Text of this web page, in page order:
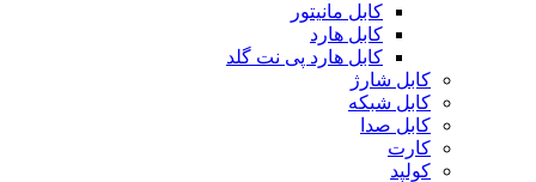
کابل مانیتور
کابل هارد
کابل هارد پی نت گلد
کابل شارژ
کابل شبکه
کابل صدا
کارت
کولپد